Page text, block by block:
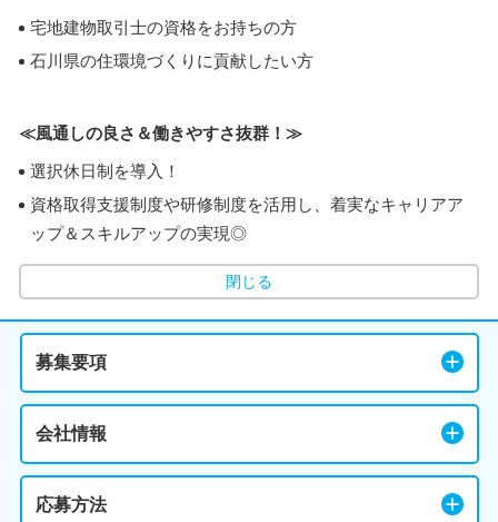
宅地建物取引士の資格をお持ちの方
石川県の住環境づくりに貢献したい方
≪風通しの良さ＆働きやすさ抜群！≫
選択休日制を導入！
資格取得支援制度や研修制度を活用し、着実なキャリアア
ップ＆スキルアップの実現◎
閉じる
募集要項
会社情報
応募方法